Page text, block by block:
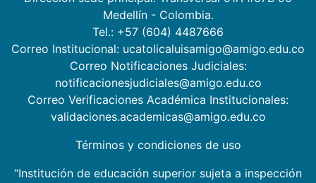
Medellín - Colombia.
Tel.: +57 (604) 4487666
Correo Institucional: ucatolicaluisamigo@amigo.edu.co
Correo Notificaciones Judiciales:
notificacionesjudiciales@amigo.edu.co
Correo Verificaciones Académica Institucionales:
validaciones.academicas@amigo.edu.co
Términos y condiciones de uso
“Institución de educación superior sujeta a inspección